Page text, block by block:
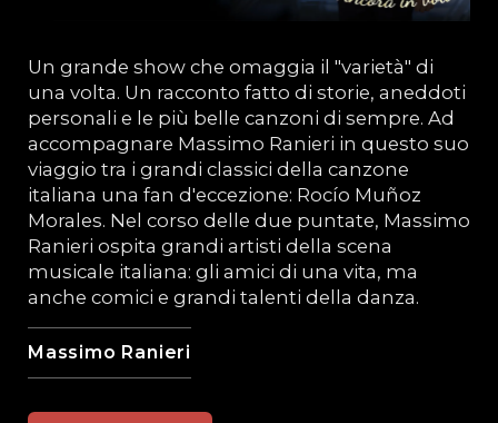
Un grande show che omaggia il "varietà" di
una volta. Un racconto fatto di storie, aneddoti
personali e le più belle canzoni di sempre. Ad
accompagnare Massimo Ranieri in questo suo
viaggio tra i grandi classici della canzone
italiana una fan d'eccezione: Rocío Muñoz
Morales. Nel corso delle due puntate, Massimo
Ranieri ospita grandi artisti della scena
musicale italiana: gli amici di una vita, ma
anche comici e grandi talenti della danza.
Massimo Ranieri